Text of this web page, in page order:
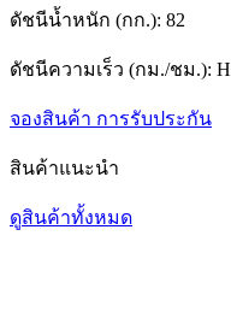
ดัชนีน้ำหนัก (กก.): 82
ดัชนีความเร็ว (กม./ชม.): H
จองสินค้า การรับประกัน
สินค้าแนะนำ
ดูสินค้าทั้งหมด